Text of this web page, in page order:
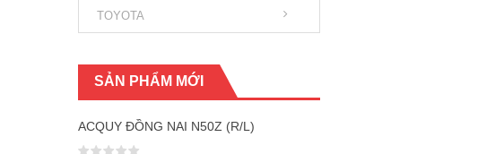
TOYOTA
SẢN PHẨM MỚI
ACQUY ĐỒNG NAI N50Z (R/L)